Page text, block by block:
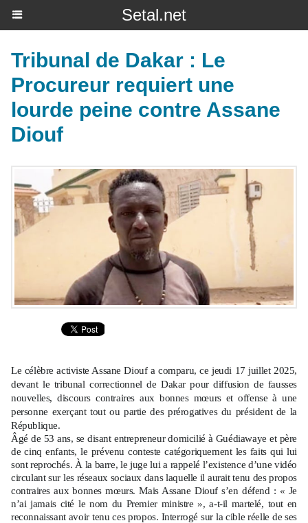
Setal.net
Tribunal de Dakar : Le
Procureur requiert une
lourde peine contre Assane
Diouf
Le célèbre activiste Assane Diouf a comparu, ce jeudi 17 juillet 2025,
devant le tribunal correctionnel de Dakar pour diffusion de fausses
nouvelles, discours contraires aux bonnes mœurs et offense à une
personne exerçant tout ou partie des prérogatives du président de la
République.
Âgé de 53 ans, se disant entrepreneur domicilié à Guédiawaye et père
de cinq enfants, le prévenu conteste catégoriquement les faits qui lui
sont reprochés. À la barre, le juge lui a rappelé l’existence d’une vidéo
circulant sur les réseaux sociaux dans laquelle il aurait tenu des propos
contraires aux bonnes mœurs. Mais Assane Diouf s’en défend : « Je
n’ai jamais cité le nom du Premier ministre », a-t-il martelé, tout en
reconnaissant avoir tenu ces propos. Interrogé sur la cible réelle de ses